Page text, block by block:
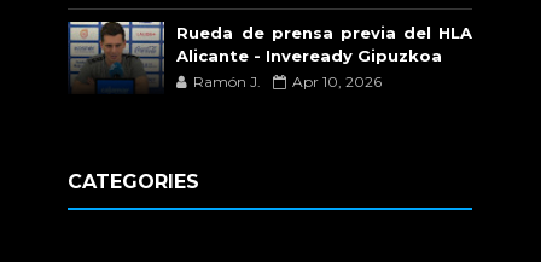
Rueda de prensa previa del HLA
Alicante - Inveready Gipuzkoa
Ramón J. Apr 10, 2026
CATEGORIES